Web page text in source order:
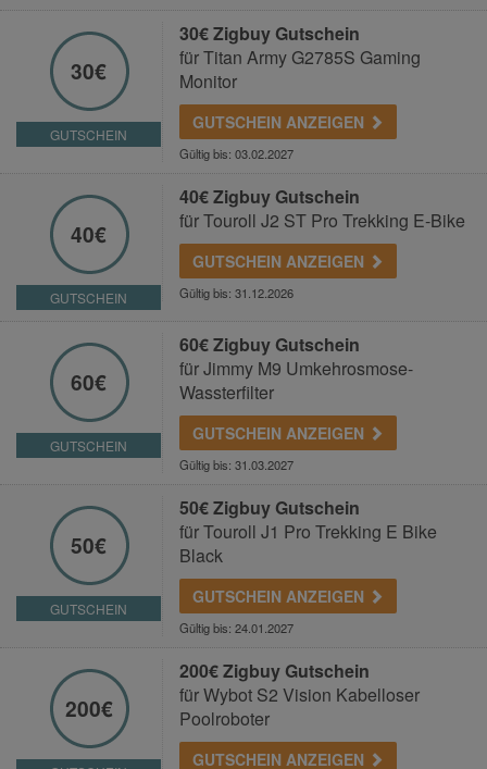
30€
GUTSCHEIN
30€ Zigbuy Gutschein
für Titan Army G2785S Gaming
Monitor
GUTSCHEIN ANZEIGEN
Gültig bis: 03.02.2027
40€
GUTSCHEIN
40€ Zigbuy Gutschein
für Touroll J2 ST Pro Trekking E-Bike
GUTSCHEIN ANZEIGEN
Gültig bis: 31.12.2026
60€
GUTSCHEIN
60€ Zigbuy Gutschein
für Jimmy M9 Umkehrosmose-
Wassterfilter
GUTSCHEIN ANZEIGEN
Gültig bis: 31.03.2027
50€
GUTSCHEIN
50€ Zigbuy Gutschein
für Touroll J1 Pro Trekking E Bike
Black
GUTSCHEIN ANZEIGEN
Gültig bis: 24.01.2027
200€
200€ Zigbuy Gutschein
für Wybot S2 Vision Kabelloser
Poolroboter
GUTSCHEIN ANZEIGEN